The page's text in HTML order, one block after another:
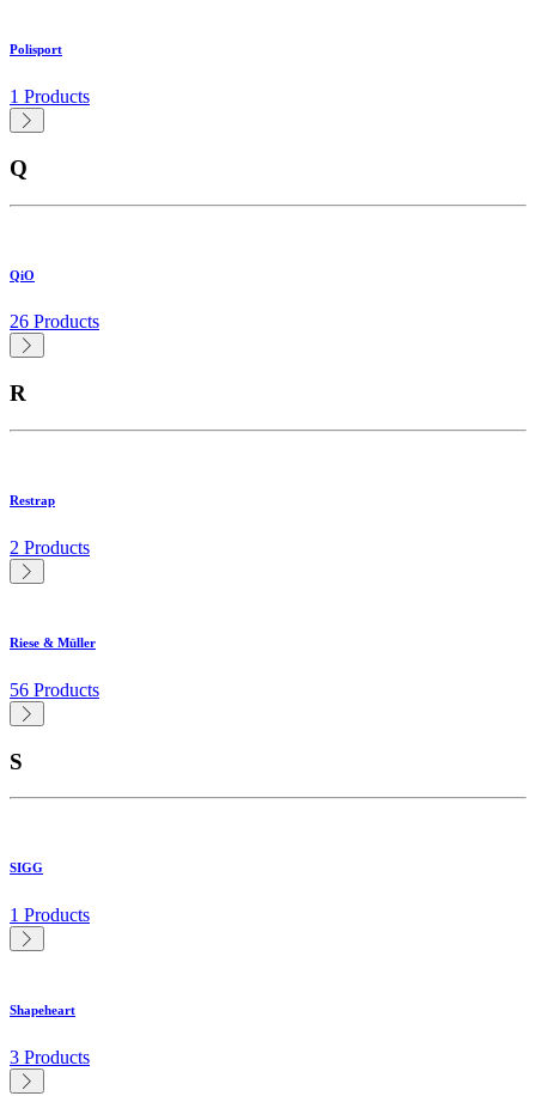
Polisport
1 Products
Q
QiO
26 Products
R
Restrap
2 Products
Riese & Müller
56 Products
S
SIGG
1 Products
Shapeheart
3 Products